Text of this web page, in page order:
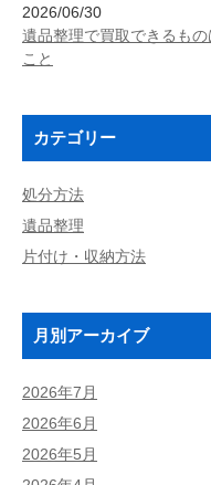
2026/06/30
遺品整理で買取できるも
こと
カテゴリー
処分方法
遺品整理
片付け・収納方法
月別アーカイブ
2026年7月
2026年6月
2026年5月